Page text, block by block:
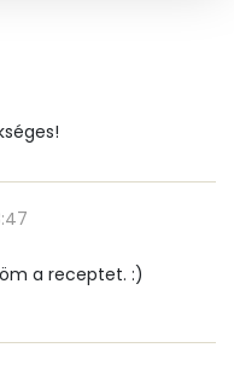
0 mg
32 mg
a receptet. :)